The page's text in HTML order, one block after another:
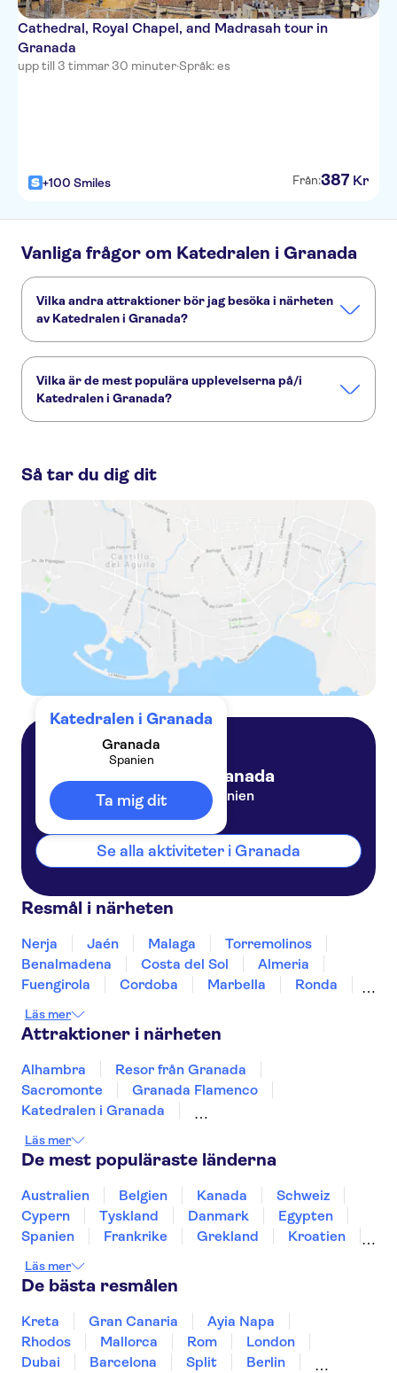
Cathedral, Royal Chapel, and Madrasah tour in
Granada
upp till 3 timmar 30 minuter·Språk: es
+100 Smiles Från:387 Kr
Vanliga frågor om Katedralen i Granada
Vilka andra attraktioner bör jag besöka i närheten
av Katedralen i Granada?
Alhambra Resor från Granada
Vilka är de mest populära upplevelserna på/i
Katedralen i Granada?
Complete guided tour of the Alhambra and City Card
Cathedral, Royal Chapel, and Madrasah tour in Granada
Så tar du dig dit
Katedralen i Granada
Granada
Spanien
Ta mig dit
Granada
Spanien
Se alla aktiviteter i Granada
Resmål i närheten
Nerja Jaén Malaga
Torremolinos
Benalmadena
Costa del Sol
Almeria
Fuengirola
Cordoba Marbella
Ronda
Läs mer
Attraktioner i närheten
Alhambra
Resor från Granada
Sacromonte
Granada Flamenco
Katedralen i Granada
Puerto de Mogán
Aquarium Poema del Mar
TUI Palma Marathon Mallorca 2026
Puerto Colon
Sagrada Família
Aqualandia Benidorm
Siam Park
Caminito del Rey
Läs mer
De mest populäraste länderna
Australien Belgien Kanada
Schweiz
Cypern
Tyskland Danmark
Egypten
Spanien
Frankrike Grekland
Kroatien
Sverige
Thailand
Läs mer
De bästa resmålen
Kreta Gran Canaria
Ayia Napa
Rhodos
Mallorca Rom
London
Dubai
Barcelona Split
Berlin